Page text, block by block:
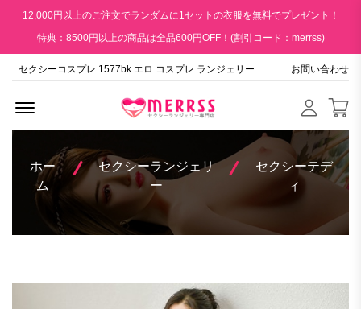
12,000円以上のご注文でランダムに1セットの衣服を無料でプレゼント！
特典：8500円以上の商品は全品600円OFF！(割引コード：merrss)
セクシーコスプレ 1577bk エロ コスプレ ランジェリー お問い合わせ
ホー
ム
セクシーランジェリ
ー
セクシーテデ
ィ